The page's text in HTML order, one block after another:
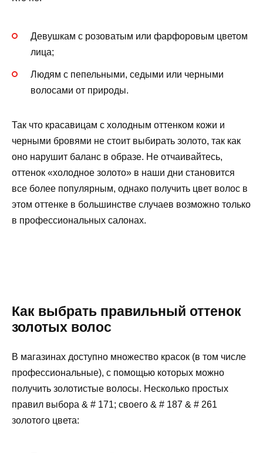
Девушкам с розоватым или фарфоровым цветом
лица;
Людям с пепельными, седыми или черными
волосами от природы.
Так что красавицам с холодным оттенком кожи и
черными бровями не стоит выбирать золото, так как
оно нарушит баланс в образе. Не отчаивайтесь,
оттенок «холодное золото» в наши дни становится
все более популярным, однако получить цвет волос в
этом оттенке в большинстве случаев возможно только
в профессиональных салонах.
Как выбрать правильный оттенок
золотых волос
В магазинах доступно множество красок (в том числе
профессиональные), с помощью которых можно
получить золотистые волосы. Несколько простых
правил выбора & # 171; своего & # 187 & # 261
золотого цвета: